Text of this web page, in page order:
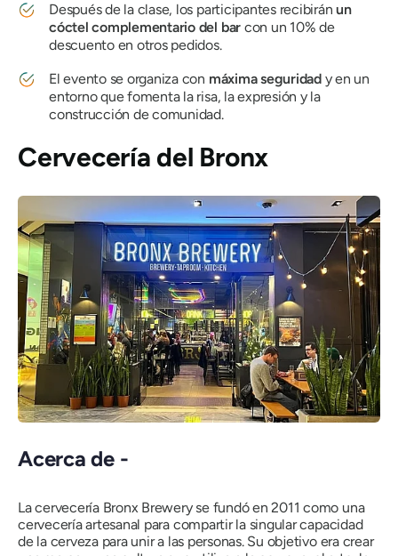
Después de la clase, los participantes recibirán un
cóctel complementario del bar con un 10% de
descuento en otros pedidos.
El evento se organiza con máxima seguridad y en un
entorno que fomenta la risa, la expresión y la
construcción de comunidad.
Cervecería del Bronx
Acerca de -
La cervecería Bronx Brewery se fundó en 2011 como una
cervecería artesanal para compartir la singular capacidad
de la cerveza para unir a las personas. Su objetivo era crear